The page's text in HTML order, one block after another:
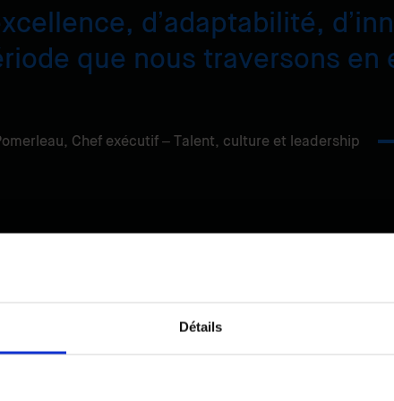
Détails
d’adaptabilité,
que nous traversons en
Chef exécutif – Talent, culture et leadership
un service essentiel
à long terme de Pomerleau
de planification de carrière pour les
jeunes diplômés, Pomerleau est convaincue
son plein potentiel.